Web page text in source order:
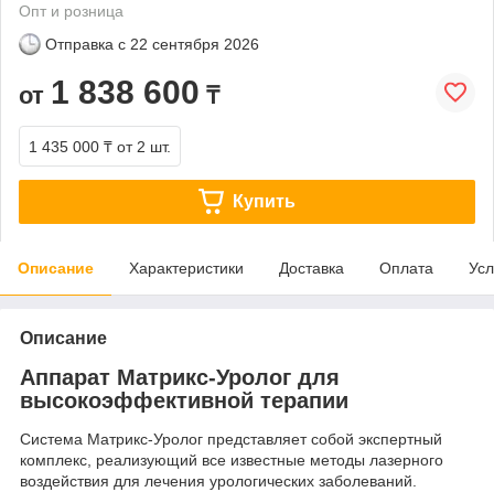
Опт и розница
Отправка с 22 сентября 2026
от 1 838 600 ₸
1 435 000 ₸ от 2 шт.
Купить
Описание Характеристики Доставка Оплата
Описание
Аппарат Матрикс-Уролог для
высокоэффективной терапии
Система Матрикс-Уролог представляет собой экспертный
комплекс, реализующий все известные методы лазерного
воздействия для лечения урологических заболеваний.